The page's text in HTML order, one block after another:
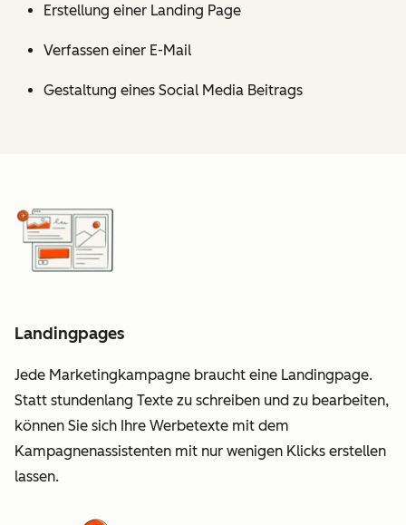
Erstellung einer Landing Page
Verfassen einer E-Mail
Gestaltung eines Social Media Beitrags
Landingpages
Jede Marketingkampagne braucht eine Landingpage.
Statt stundenlang Texte zu schreiben und zu bearbeiten,
können Sie sich Ihre Werbetexte mit dem
Kampagnenassistenten mit nur wenigen Klicks erstellen
lassen.